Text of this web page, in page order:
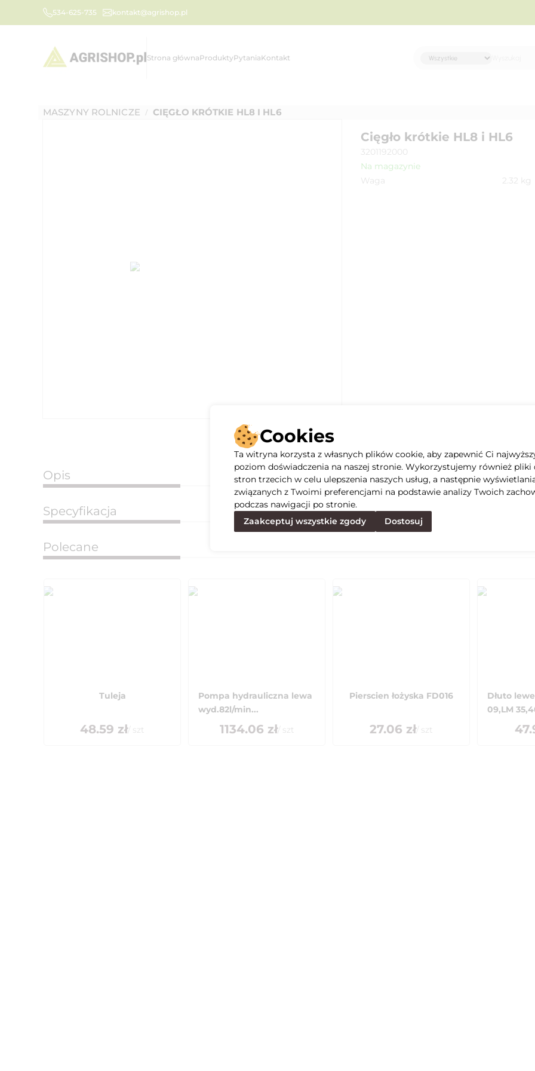
534-625-735 kontakt@agrishop.pl
Strona głównaProduktyPytaniaKontakt
MASZYNY ROLNICZE / CIĘGŁO KRÓTKIE HL8 I HL6
Cięgło krótkie HL8 i HL6
3201192000
Na magazynie
Waga
2.32 kg
Opis
Specyfikacja
Polecane
Tuleja
48.59 zł/ szt
Pompa hydrauliczna lewa
wyd.82l/min...
1134.06 zł/ szt
Pierscien łożyska FD016
27.06 zł/ szt
Dłuto
09,LM
Cookies
Ta witryna korzysta z własnych plików cookie, aby zapewnić Ci
poziom doświadczenia na naszej stronie. Wykorzystujemy również pliki
stron trzecich w celu ulepszenia naszych usług, a następnie
związanych z Twoimi preferencjami na podstawie analizy Twoich
podczas nawigacji po stronie.
Zaakceptuj wszystkie zgody
Dostosuj